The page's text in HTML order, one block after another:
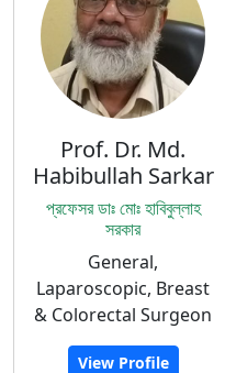
Prof. Dr. Md.
Habibullah Sarkar
প্রফেসর ডাঃ মোঃ হাবিবুল্লাহ
সরকার
General,
Laparoscopic, Breast
& Colorectal Surgeon
View Profile